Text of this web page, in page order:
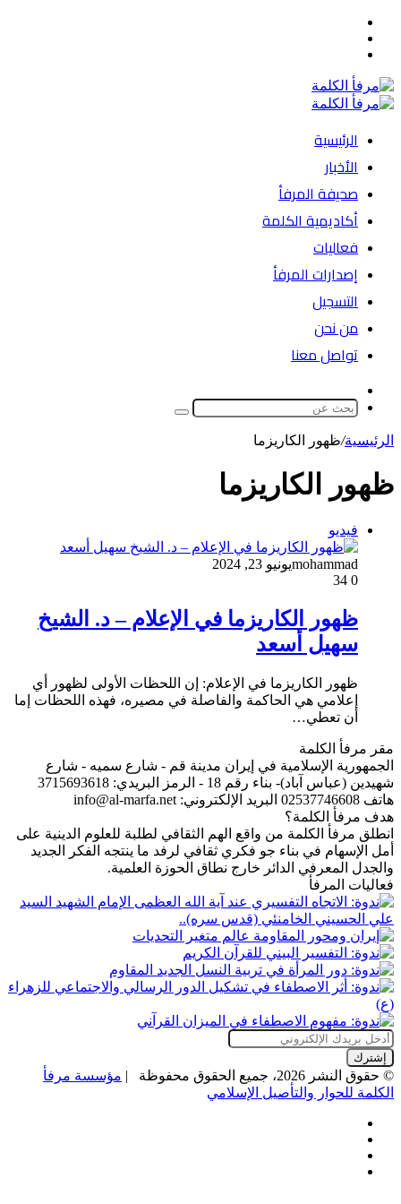
الرئيسية
الأخبار
صحيفة المرفأ
أكاديمية الكلمة
فعاليات
إصدارات المرفأ
التسجيل
من نحن
تواصل معنا
المظلم
بحث
الرئيسية/ظهور الكاريزما
ظهور الكاريزما
فيديو
mohammadيونيو 23, 2024
0
ظهور الكاريزما في الإعلام – د. الشيخ
سهيل أسعد
ظهور الكاريزما في الإعلام: إن اللحظات الأولى لظهور أي
إعلامي هي الحاكمة والفاصلة في مصيره، فهذه اللحظات إما
أن تعطي…
مقر مرفأ الكلمة
الجمهورية الإسلامية في إيران مدينة قم - شارع سميه - شارع
شهيدين (عباس آباد)- بناء رقم 18 - الرمز البريدي: 3715693618
هاتف 02537746608 البريد الإلكتروني: info@al-marfa.net
هدف مرفأ الكلمة؟
انطلق مرفأ الكلمة من واقع الهم الثقافي لطلبة للعلوم الدينية على
أمل الإسهام في بناء جو فكري ثقافي لرفد ما ينتجه الفكر الجديد
والجدل المعرفي الدائر خارج نطاق الحوزة العلمية.
فعاليات المرفأ
أدخل
بريدك
الإلكتروني
© حقوق النشر 2026، جميع الحقوق محفوظة |
مؤسسة مرفأ
الكلمة للحوار والتأصيل الإسلامي